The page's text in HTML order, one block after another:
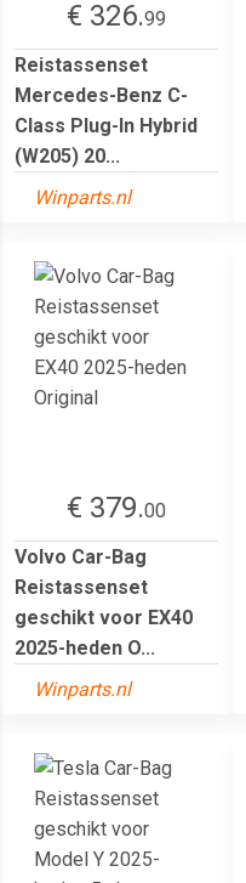
€ 326.99
Reistassenset
Mercedes-Benz C-
Class Plug-In Hybrid
(W205) 20...
Winparts.nl
€ 379.00
Volvo Car-Bag
Reistassenset
geschikt voor EX40
2025-heden O...
Winparts.nl